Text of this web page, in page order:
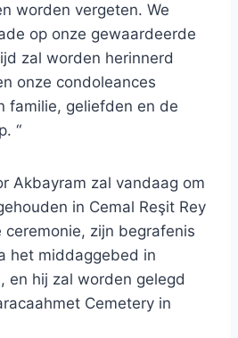
worden vergeten. We
op onze gewaardeerde
zal worden herinnerd
onze condoleances
familie, geliefden en de
“
Akbayram zal vandaag om
in Cemal Reşit Rey
zijn begrafenis
het middaggebed in
en hij zal worden gelegd
Cemetery in